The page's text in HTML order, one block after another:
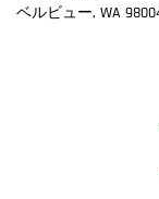
ベルビュー, WA